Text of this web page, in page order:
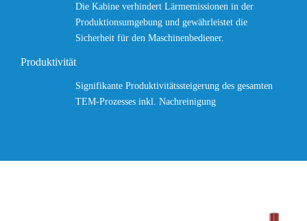
Die Kabine verhindert Lärmemissionen in der
Produktionsumgebung und gewährleistet die
Sicherheit für den Maschinenbediener.
Produktivität
Signifikante Produktivitätssteigerung des gesamten
TEM-Prozesses inkl. Nachreinigung